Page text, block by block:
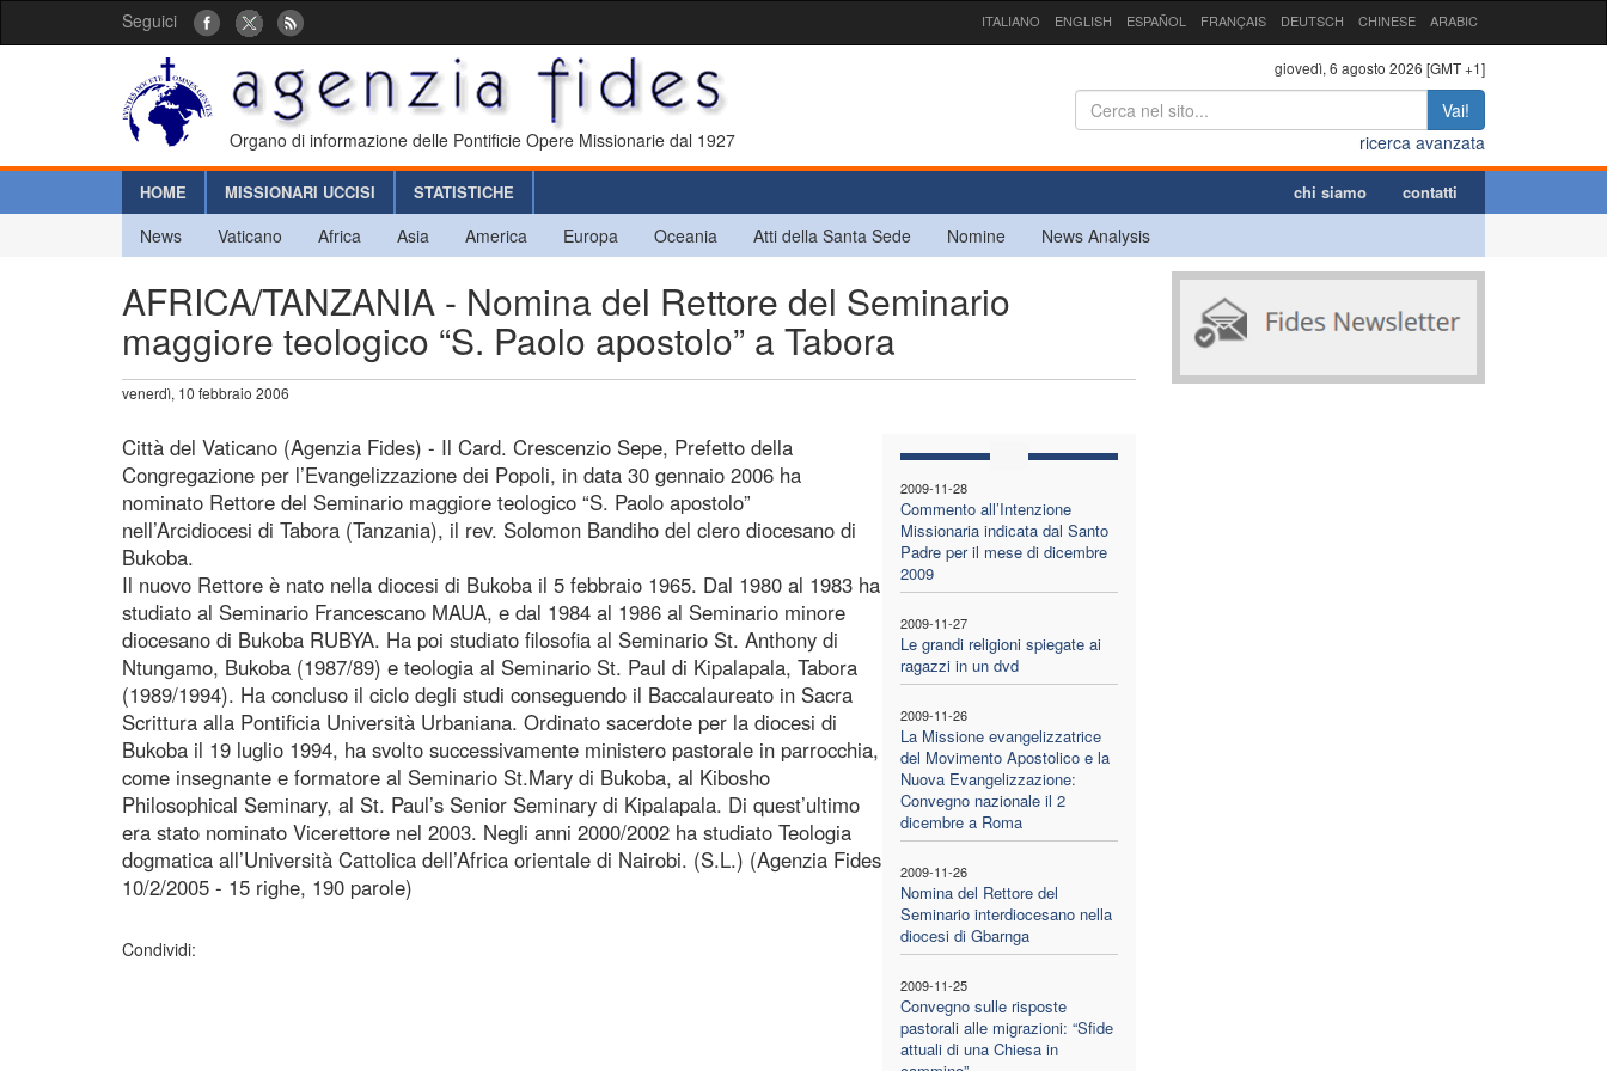
Seguici ITALIANO ENGLISH ESPAÑOL FRANÇAIS DEUTSCH CHINESE ARABIC
Organo di informazione delle Pontificie Opere Missionarie dal 1927
giovedì, 6 agosto 2026 [GMT +1]
Vai!
ricerca avanzata
HOME MISSIONARI UCCISI STATISTICHE chi siamo contatti
News Vaticano Africa Asia America Europa Oceania Atti della Santa Sede Nomine News Analysis
AFRICA/TANZANIA - Nomina del Rettore del Seminario
maggiore teologico “S. Paolo apostolo” a Tabora
venerdì, 10 febbraio 2006
2009-11-28
Commento all’Intenzione
Missionaria indicata dal Santo
Padre per il mese di dicembre
2009
2009-11-27
Le grandi religioni spiegate ai
ragazzi in un dvd
2009-11-26
La Missione evangelizzatrice
del Movimento Apostolico e la
Nuova Evangelizzazione:
Convegno nazionale il 2
dicembre a Roma
2009-11-26
Nomina del Rettore del
Seminario interdiocesano nella
diocesi di Gbarnga
2009-11-25
Convegno sulle risposte
pastorali alle migrazioni: “Sfide
attuali di una Chiesa in
Città del Vaticano (Agenzia Fides) - Il Card. Crescenzio Sepe, Prefetto della
Congregazione per l’Evangelizzazione dei Popoli, in data 30 gennaio 2006 ha
nominato Rettore del Seminario maggiore teologico “S. Paolo apostolo”
nell’Arcidiocesi di Tabora (Tanzania), il rev. Solomon Bandiho del clero diocesano di
Bukoba.
Il nuovo Rettore è nato nella diocesi di Bukoba il 5 febbraio 1965. Dal 1980 al 1983 ha
studiato al Seminario Francescano MAUA, e dal 1984 al 1986 al Seminario minore
diocesano di Bukoba RUBYA. Ha poi studiato filosofia al Seminario St. Anthony di
Ntungamo, Bukoba (1987/89) e teologia al Seminario St. Paul di Kipalapala, Tabora
(1989/1994). Ha concluso il ciclo degli studi conseguendo il Baccalaureato in Sacra
Scrittura alla Pontificia Università Urbaniana. Ordinato sacerdote per la diocesi di
Bukoba il 19 luglio 1994, ha svolto successivamente ministero pastorale in parrocchia,
come insegnante e formatore al Seminario St.Mary di Bukoba, al Kibosho
Philosophical Seminary, al St. Paul’s Senior Seminary di Kipalapala. Di quest’ultimo
era stato nominato Vicerettore nel 2003. Negli anni 2000/2002 ha studiato Teologia
dogmatica all’Università Cattolica dell’Africa orientale di Nairobi. (S.L.) (Agenzia Fides
10/2/2005 - 15 righe, 190 parole)
Condividi: